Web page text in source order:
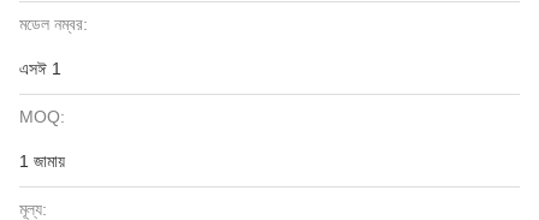
মডেল নম্বর:
এসঈ 1
MOQ:
1 জামায়
মূল্য: